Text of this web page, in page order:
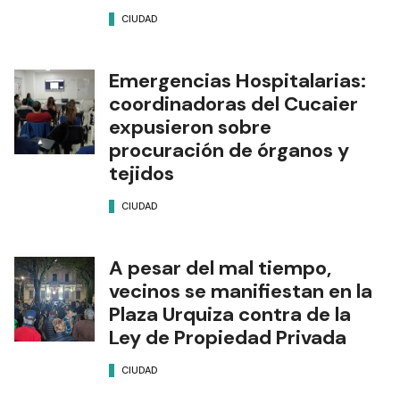
CIUDAD
Emergencias Hospitalarias:
coordinadoras del Cucaier
expusieron sobre
procuración de órganos y
tejidos
CIUDAD
A pesar del mal tiempo,
vecinos se manifiestan en la
Plaza Urquiza contra de la
Ley de Propiedad Privada
CIUDAD